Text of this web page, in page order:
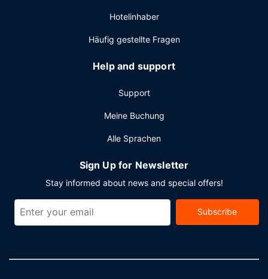
Veranstaltung in Boston planst, ist dieses Hotel eine gute
Wahl, denn zu den 10000 Quadratfuß (929 Quadratmeter)
großen Veranstaltungsräumlichkeiten zählen Einrichtungen
wie: Konferenzfläche.
Hotelinhaber
Häufig gestellte Fragen
Help and support
Support
Meine Buchung
Alle Sprachen
Sign Up for Newsletter
Stay informed about news and special offers!
Subscribe